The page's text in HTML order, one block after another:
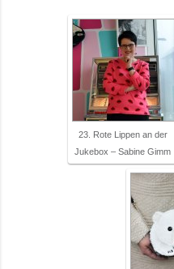
23. Rote Lippen an der
Jukebox – Sabine Gimm